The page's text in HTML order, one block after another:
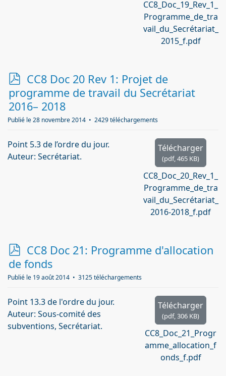
CC8_Doc_19_Rev_1_
Programme_de_tra
vail_du_Secrétariat_
2015_f.pdf
p
d
f
CC8 Doc 20 Rev 1: Projet de
programme de travail du Secrétariat
2016– 2018
Publié le 28 novembre 2014 2429 téléchargements
Télécharger
(pdf,465 KB)
CC8_Doc_20_Rev_1_
Programme_de_tra
vail_du_Secrétariat_
2016-2018_f.pdf
Point 5.3 de l’ordre du jour.
Auteur: Secrétariat.
p
d
f
CC8 Doc 21: Programme d'allocation
de fonds
Publié le 19 août 2014 3125 téléchargements
Télécharger
(pdf,306 KB)
CC8_Doc_21_Progr
amme_allocation_f
onds_f.pdf
Point 13.3 de l'ordre du jour.
Auteur: Sous-comité des
subventions, Secrétariat.